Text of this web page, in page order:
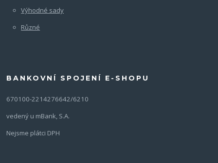
Výhodné sady
Různé
BANKOVNÍ SPOJENÍ E-SHOPU
670100-2214276642/6210
vedený u mBank, S.A.
Nejsme plátci DPH